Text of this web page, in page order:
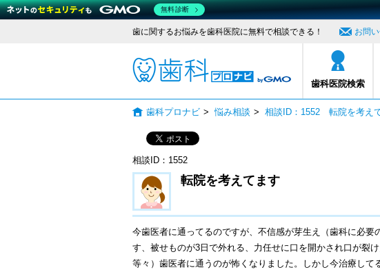
歯に関するお悩みを歯科医院に無料で相談できる！
歯科プロナビ
歯科医院検索
お問
歯科プロナビ > 悩み相談 > 相談ID：1552 転院を考え
転院を考えてます
今歯医者に通ってるのですが、不信感が芽生え（歯科に必要
す、被せものが3日で外れる、力任せに口を開かされ口が裂
等々）歯医者に通うのが怖くなりました。しかし今治療して
相談ID：1552
無料診断